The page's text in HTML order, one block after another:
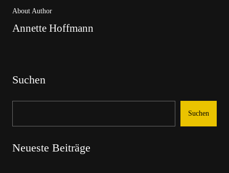
About Author
Annette Hoffmann
Suchen
Suchen
Neueste Beiträge